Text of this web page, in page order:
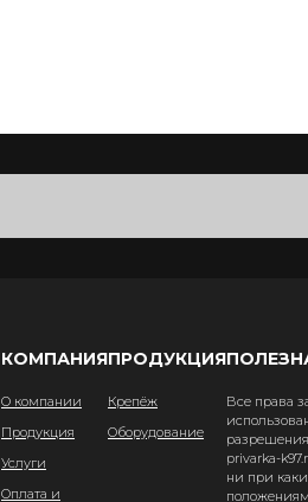
КОМПАНИЯ
О компании
Продукция
Услуги
Оплата и
ПРОДУКЦИЯ
Крепёж
Оборудование
Все права
privarka-
ни при